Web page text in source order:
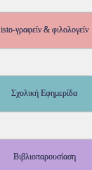
isto-γραφείν & φιλολογείν
Σχολική Εφημερίδα
Βιβλιοπαρουσίαση